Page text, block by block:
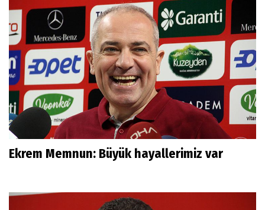
Ekrem Memnun: Büyük hayallerimiz var